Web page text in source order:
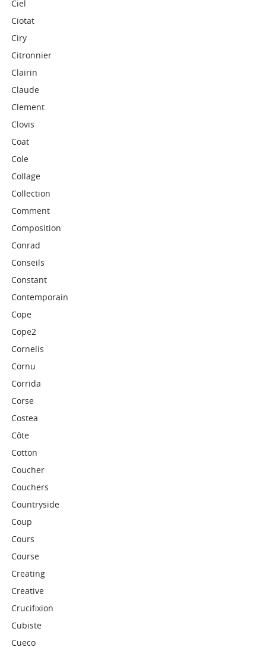
Ciel
Ciotat
Ciry
Citronnier
Clairin
Claude
Clement
Clovis
Coat
Cole
Collage
Collection
Comment
Composition
Conrad
Conseils
Constant
Contemporain
Cope
Cope2
Cornelis
Cornu
Corrida
Corse
Costea
Côte
Cotton
Coucher
Couchers
Countryside
Coup
Cours
Course
Creating
Creative
Crucifixion
Cubiste
Cueco